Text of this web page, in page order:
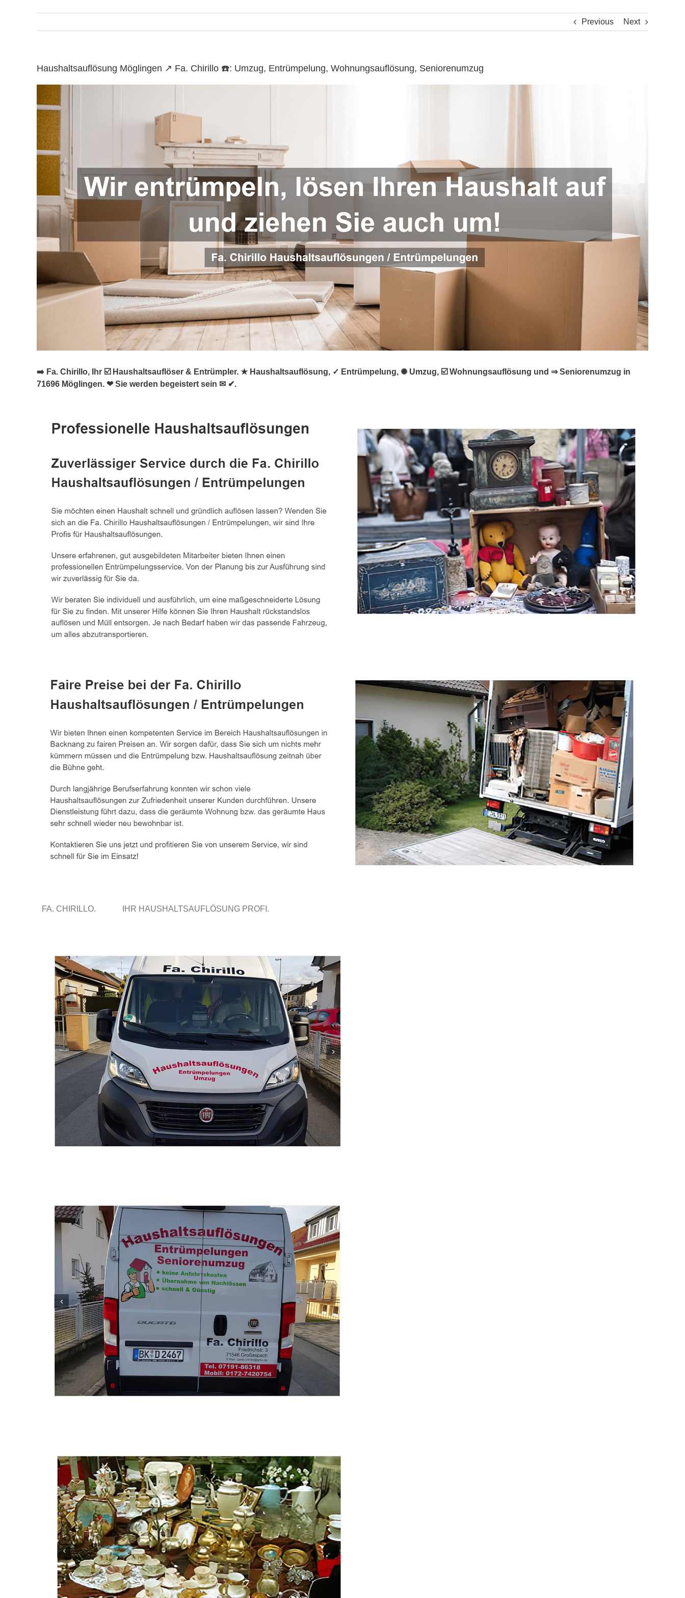
Previous Next
Haushaltsauflösung Möglingen ↗️ Fa. Chirillo ☎️: Umzug, Entrümpelung, Wohnungsauflösung, Seniorenumzug
➡️ Fa. Chirillo, Ihr ☑️ Haushaltsauflöser & Entrümpler. ★ Haushaltsauflösung, ✓ Entrümpelung, ✺ Umzug, ☑️ Wohnungsauflösung und ⇒ Seniorenumzug in
71696 Möglingen. ❤ Sie werden begeistert sein ✉ ✔.
FA. CHIRILLO. IHR HAUSHALTSAUFLÖSUNG PROFI.